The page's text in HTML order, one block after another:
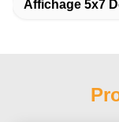
Affichage 5x7